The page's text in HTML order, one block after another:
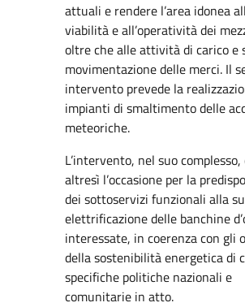
attuali e rendere l’area idonea
viabilità e all’operatività dei
oltre che alle attività di carico e
movimentazione delle merci. Il
intervento prevede la
impianti di smaltimento delle
meteoriche.
L’intervento, nel suo
altresì l’occasione per la
dei sottoservizi funzionali alla
elettrificazione delle banchine
interessate, in coerenza con gli
della sostenibilità energetica di
specifiche politiche nazionali e
comunitarie in atto.